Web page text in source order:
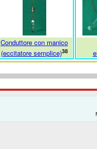
Conduttore con manico
(eccitatore semplice)38